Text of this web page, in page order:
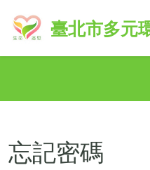
臺北市多元
忘記密碼